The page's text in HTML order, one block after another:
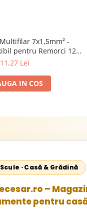
7x1,5mm² -
pentru Remorci 12V-
24V
11,27 Lei
IN COS
· Casă & Grădină
–
pentru